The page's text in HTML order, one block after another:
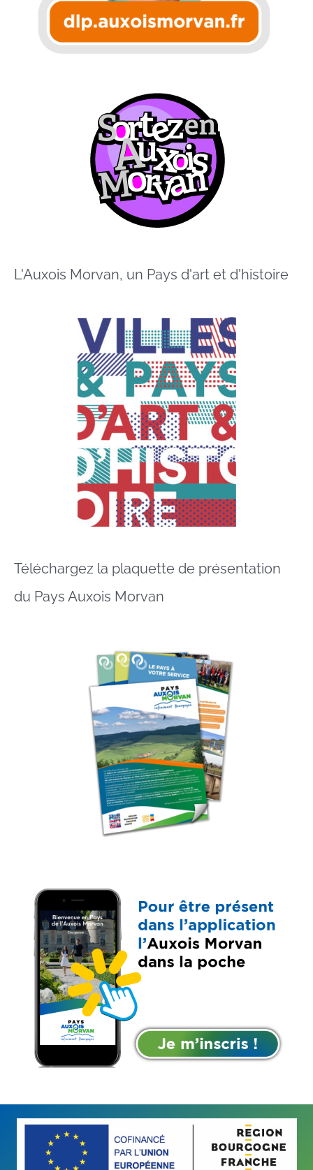
L'Auxois Morvan, un Pays d'art et d'histoire
Téléchargez la plaquette de présentation
du Pays Auxois Morvan